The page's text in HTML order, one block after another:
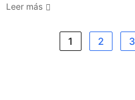
Leer más
1 2 3